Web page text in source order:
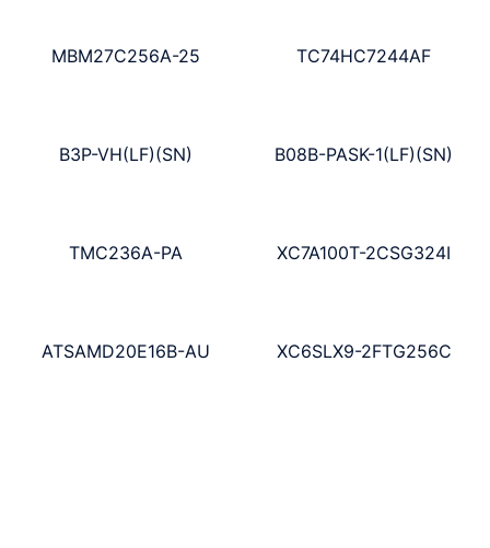
MBM27C256A-25 TC74HC7244AF
B3P-VH(LF)(SN) B08B-PASK-1(LF)(SN)
TMC236A-PA XC7A100T-2CSG324I
ATSAMD20E16B-AU XC6SLX9-2FTG256C